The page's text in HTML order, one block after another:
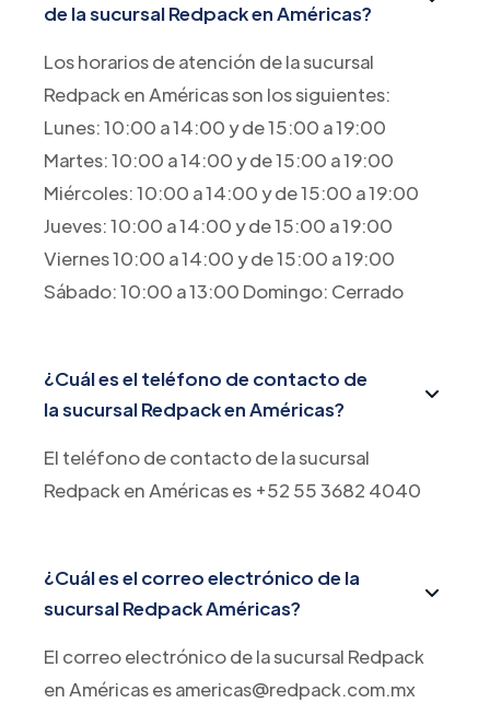
de la sucursal Redpack en Américas?
Los horarios de atención de la sucursal
Redpack en Américas son los siguientes:
Lunes: 10:00 a 14:00 y de 15:00 a 19:00
Martes: 10:00 a 14:00 y de 15:00 a 19:00
Miércoles: 10:00 a 14:00 y de 15:00 a 19:00
Jueves: 10:00 a 14:00 y de 15:00 a 19:00
Viernes 10:00 a 14:00 y de 15:00 a 19:00
Sábado: 10:00 a 13:00 Domingo: Cerrado
¿Cuál es el teléfono de contacto de
la sucursal Redpack en Américas?
El teléfono de contacto de la sucursal
Redpack en Américas es +52 55 3682 4040
¿Cuál es el correo electrónico de la
sucursal Redpack Américas?
El correo electrónico de la sucursal Redpack
en Américas es americas@redpack.com.mx